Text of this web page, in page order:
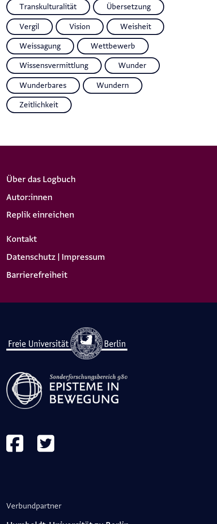
Transkulturalität Übersetzung
Vergil Vision Weisheit
Weissagung Wettbewerb
Wissensvermittlung Wunder
Wunderbares Wundern
Zeitlichkeit
Über das Logbuch
Autor:innen
Replik einreichen
Kontakt
Datenschutz | Impressum
Barrierefreiheit
Verbundpartner